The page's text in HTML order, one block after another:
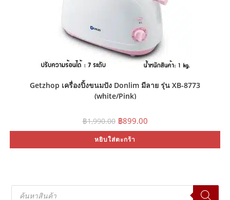
Getzhop เครื่องปิ้งขนมปัง Donlim มีลาย รุ่น XB-8773
(white/Pink)
฿1,990.00 Original
price
was:
฿1,990.00.
฿899.00Current
price
is:
หยิบใส่ตะกร้า
Products
search